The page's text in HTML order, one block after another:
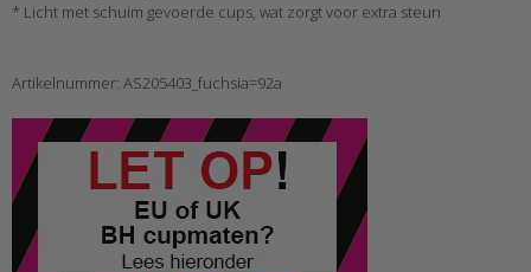
* Licht met schuim gevoerde cups, wat zorgt voor extra steun
Artikelnummer: AS205403_fuchsia=92a